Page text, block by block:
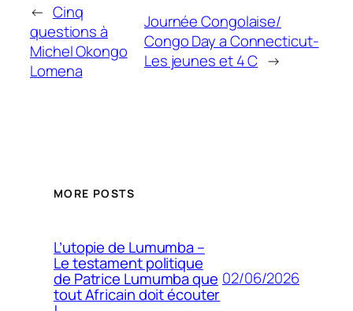
← Cinq
questions à
Michel Okongo
Lomena
Journée Congolaise/
Congo Day a Connecticut-
Les jeunes et 4 C →
MORE POSTS
L’utopie de Lumumba –
Le testament politique
de Patrice Lumumba que
tout Africain doit écouter
02/06/2026